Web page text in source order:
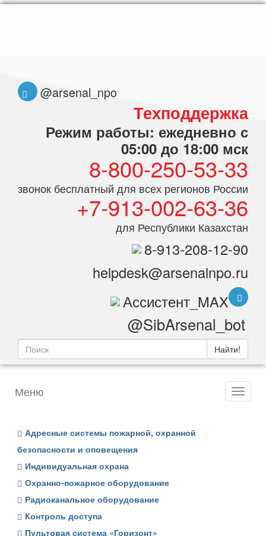
@arsenal_npo
Техподдержка
Режим работы: ежедневно с
05:00 до 18:00 мск
8-800-250-53-33
звонок бесплатный для всех регионов России
+7-913-002-63-36
для Республики Казахстан
8-913-208-12-90
helpdesk@arsenalnpo.ru
Ассистент_MAX
@SibArsenal_bot
Найти!
Меню
Адресные системы пожарной, охранной
безопасности и оповещения
Индивидуальная охрана
Охранно-пожарное оборудование
Радиоканальное оборудование
Контроль доступа
Пультовая система «Горизонт»